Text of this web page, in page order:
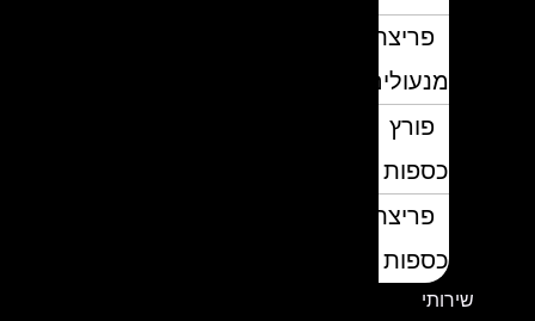
פריצת
מנעולים
פורץ
כספות
פריצת
כספות
שירותי